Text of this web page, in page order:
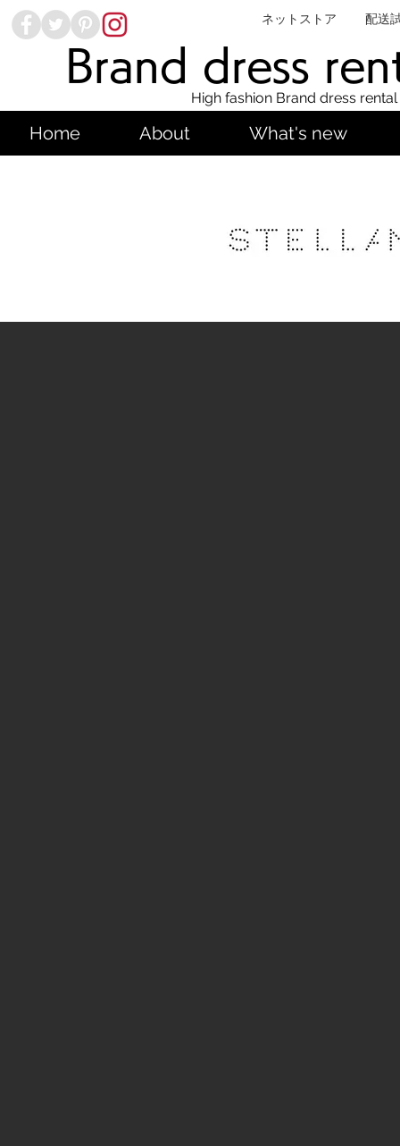
ネットストア 配送
Brand dress
High fashion Brand dress
Home About What's new